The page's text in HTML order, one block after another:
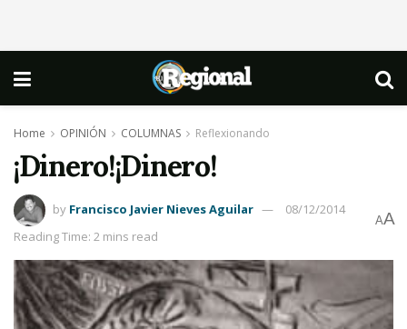
Home OPINIÓN COLUMNAS Reflexionando
¡Dinero!¡Dinero!
by Francisco Javier Nieves Aguilar
08/12/2014
Reading Time: 2 mins read
AA